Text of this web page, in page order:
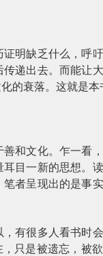
明缺乏什么，呼
递出去。而能让
的衰落。这就是本
和文化。乍一看
目一新的思想。
者呈现出的是事
有很多人看书时
只是被遗忘，被